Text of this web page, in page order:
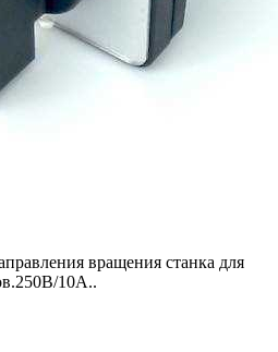
вращения станка для
10А..